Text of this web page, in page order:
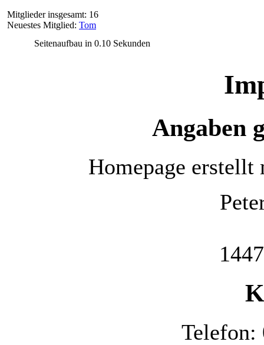
Mitglieder insgesamt: 16
Neuestes Mitglied: Tom
Seitenaufbau in 0.10 Sekunden
Angaben
Homepage
Telefon: